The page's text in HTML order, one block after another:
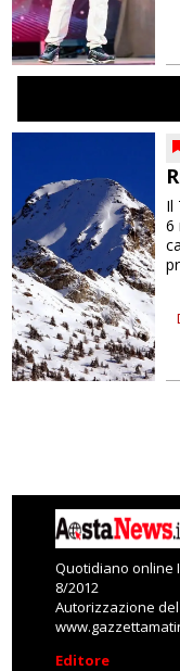
Il
6
Quotidiano online
8/2012
Autorizzazione
Editore